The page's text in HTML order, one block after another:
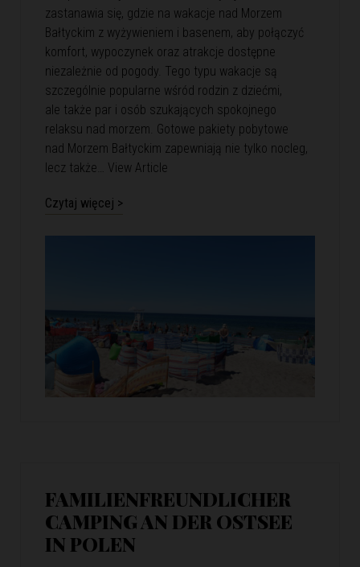
zastanawia się, gdzie na wakacje nad Morzem
Bałtyckim z wyżywieniem i basenem, aby połączyć
komfort, wypoczynek oraz atrakcje dostępne
niezależnie od pogody. Tego typu wakacje są
szczególnie popularne wśród rodzin z dziećmi,
ale także par i osób szukających spokojnego
relaksu nad morzem. Gotowe pakiety pobytowe
nad Morzem Bałtyckim zapewniają nie tylko nocleg,
lecz także… View Article
Czytaj więcej >
FAMILIENFREUNDLICHER
CAMPING AN DER OSTSEE
IN POLEN